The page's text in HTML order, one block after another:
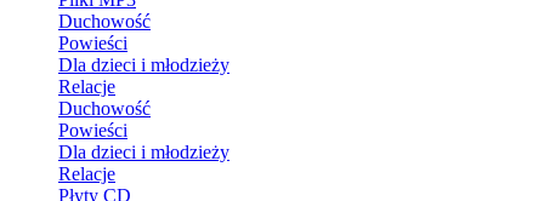
Duchowość
Powieści
Dla dzieci i młodzieży
Relacje
Duchowość
Powieści
Dla dzieci i młodzieży
Relacje
Płyty CD